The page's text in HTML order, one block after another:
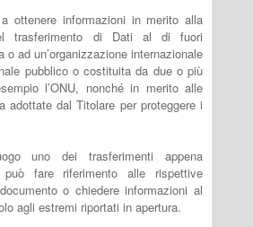
a ottenere informazioni in merito alla
trasferimento di Dati al di fuori
o ad un’organizzazione internazionale
pubblico o costituita da due o più
l’ONU, nonché in merito alle
adottate dal Titolare per proteggere i
uno dei trasferimenti appena
può fare riferimento alle rispettive
o chiedere informazioni al
agli estremi riportati in apertura.